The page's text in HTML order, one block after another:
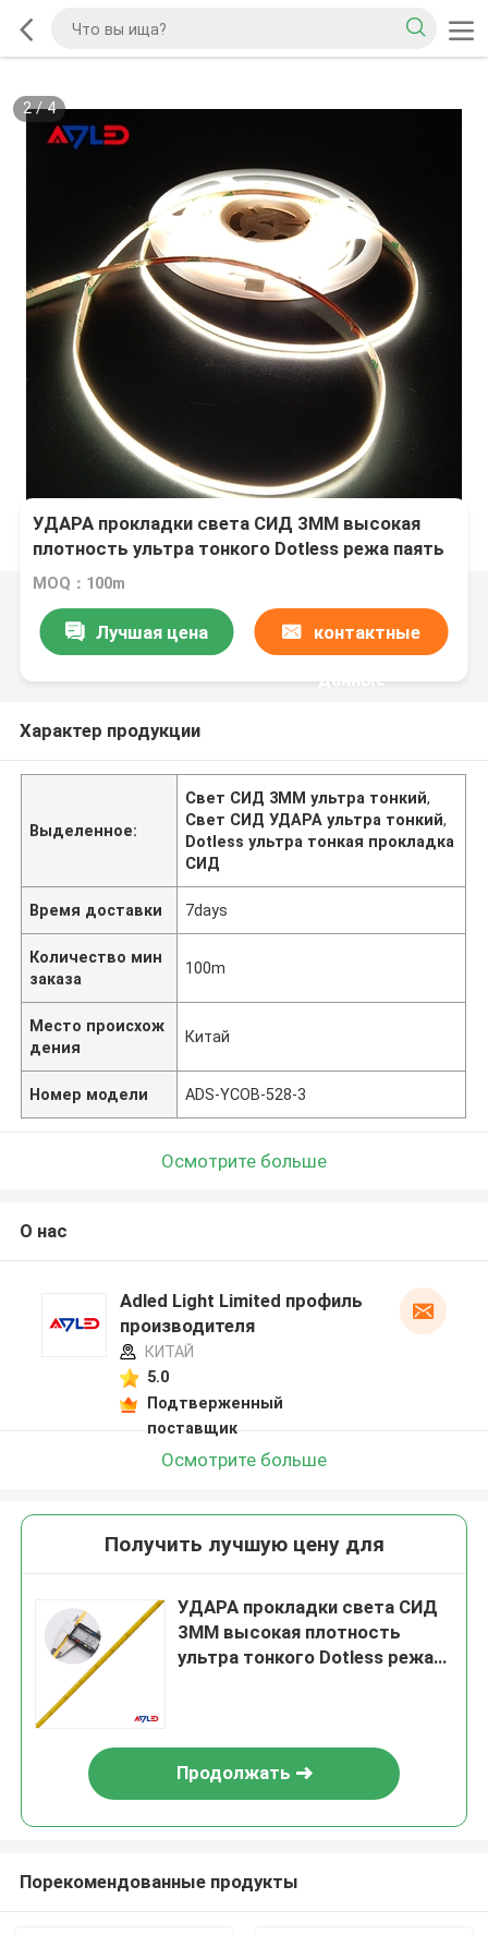
2/4
УДАРА прокладки света СИД 3MM высокая
плотность ультра тонкого Dotless режа паять
под шагами
MOQ：100m
Лучшая цена контактные
данные
Характер продукции
Выделенное:
Свет СИД 3MM ультра тонкий,
Свет СИД УДАРА ультра тонкий,
Dotless ультра тонкая прокладка
СИД
Время доставки 7days
Количество мин
заказа
100m
Место происхож
дения
Китай
Номер модели ADS-YCOB-528-3
Осмотрите больше
О нас
Adled Light Limited профиль
производителя
КИТАЙ
5.0
Подтверженный
поставщик
Осмотрите больше
Получить лучшую цену для
УДАРА прокладки света СИД
3MM высокая плотность
ультра тонкого Dotless режа
Продолжать
Порекомендованные продукты